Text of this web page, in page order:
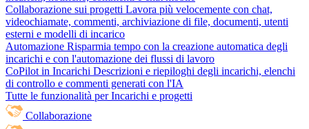
Collaborazione sui progetti Lavora più velocemente con chat,
videochiamate, commenti, archiviazione di file, documenti, utenti
esterni e modelli di incarico
Automazione Risparmia tempo con la creazione automatica degli
incarichi e con l'automazione dei flussi di lavoro
CoPilot in Incarichi Descrizioni e riepiloghi degli incarichi, elenchi
di controllo e commenti generati con l'IA
Tutte le funzionalità per Incarichi e progetti
Collaborazione